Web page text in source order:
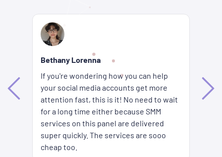
Bethany Lorenna
If you're wondering how you can help
your social media accounts get more
attention fast, this is it! No need to wait
for a long time either because SMM
services on this panel are delivered
super quickly. The services are sooo
cheap too.